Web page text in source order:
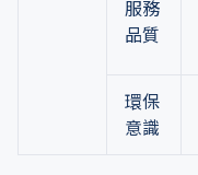
服務
品質
環保
意識